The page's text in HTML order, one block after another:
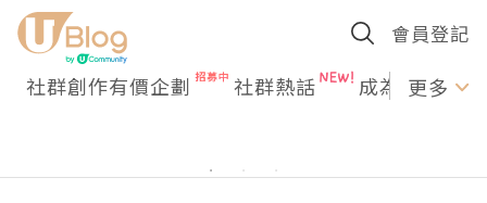
會員登記
社群創作有價企劃 社群熱話 成為U更多